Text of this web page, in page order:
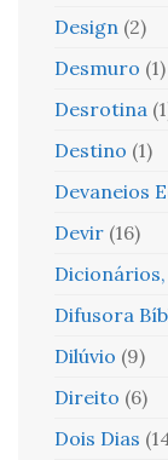
Design (2)
Desmuro (1)
Desrotina
Destino (1)
Devaneios
Devir (16)
Difusora
Dilúvio (9)
Direito (6)
Dois Dias